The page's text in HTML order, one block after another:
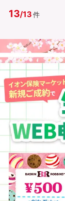
13/13件